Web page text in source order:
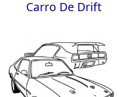
Carro De Drift